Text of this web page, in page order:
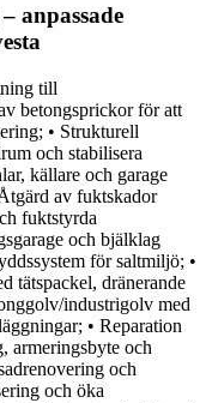
anpassade
till
betongsprickor för att
• Strukturell
och stabilisera
källare och garage
av fuktskador
fuktstyrda
och bjälklag
för saltmiljö; •
tätspackel, dränerande
industrigolv med
• Reparation
armeringsbyte och
och
och öka